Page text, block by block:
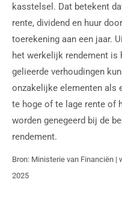
kasstelsel. Dat betekent
rente, dividend en huur
toerekening aan een jaar.
het werkelijk rendement
gelieerde verhoudingen
onzakelijke elementen als
te hoge of te lage rente of
worden genegeerd bij de
rendement.
Bron: Ministerie van Financiën |
2025